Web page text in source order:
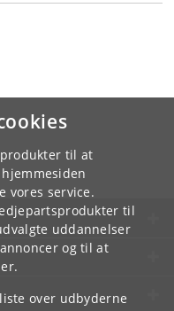
til at
vores service.
til
uddannelser
og til at
over udbyderne